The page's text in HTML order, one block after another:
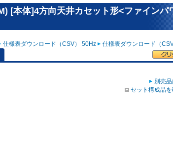
[本体]4方向天井カセット形<ファインパ
仕様表ダウンロード（CSV） 50Hz 仕様表ダウンロード（
別売
セット構成品